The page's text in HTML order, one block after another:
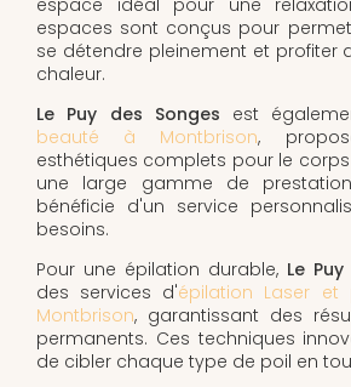
espaces sont conçus pour
se détendre pleinement et profiter
chaleur.
Le Puy des Songes est
beauté à Montbrison,
esthétiques complets pour le
une large gamme de
bénéficie d'un service
besoins.
Pour une épilation durable, Le
des services d'épilation Laser et
Montbrison, garantissant des
permanents. Ces techniques
de cibler chaque type de poil en